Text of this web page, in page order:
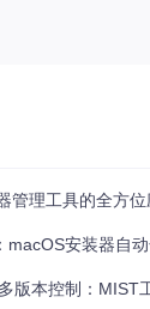
管理工具的全方
macOS安装器自
版本控制：MIST